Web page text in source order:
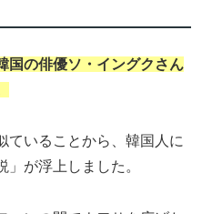
国の俳優ソ・イングクさん
ていることから、韓国人に
」が浮上しました。